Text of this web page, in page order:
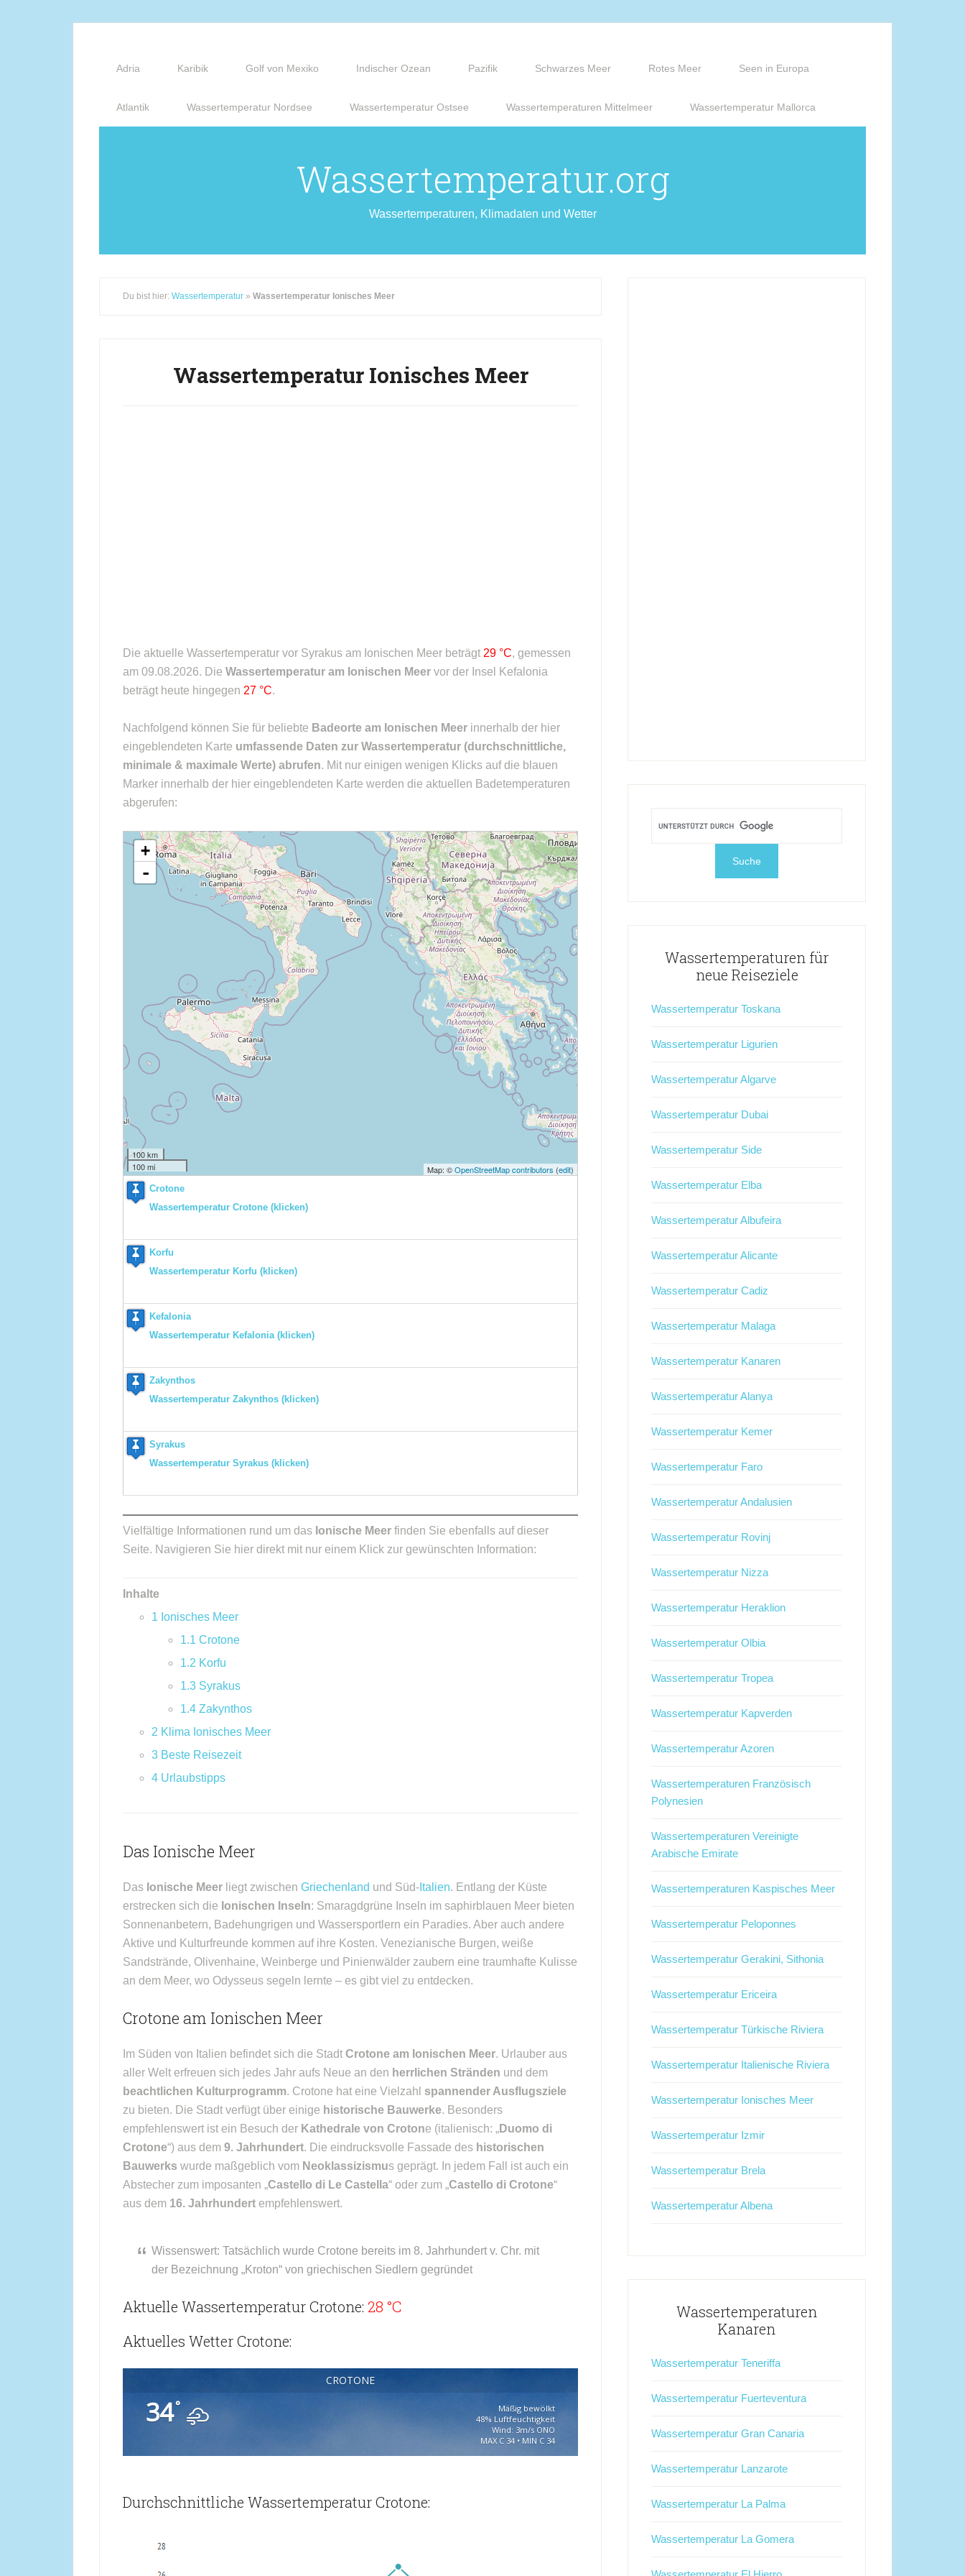
Adria Karibik Golf von Mexiko Indischer Ozean Pazifik Schwarzes Meer Rotes Meer Seen in Europa
Atlantik Wassertemperatur Nordsee Wassertemperatur Ostsee Wassertemperaturen Mittelmeer Wassertemperatur Mallorca
Wassertemperatur.org
Wassertemperaturen, Klimadaten und Wetter
Du bist hier: Wassertemperatur » Wassertemperatur Ionisches Meer
Wassertemperatur Ionisches Meer
Die aktuelle Wassertemperatur vor Syrakus am Ionischen Meer beträgt 29 °C, gemessen
am 09.08.2026. Die Wassertemperatur am Ionischen Meer vor der Insel Kefalonia
beträgt heute hingegen 27 °C.
Nachfolgend können Sie für beliebte Badeorte am Ionischen Meer innerhalb der hier
eingeblendeten Karte umfassende Daten zur Wassertemperatur (durchschnittliche,
minimale & maximale Werte) abrufen. Mit nur einigen wenigen Klicks auf die blauen
Marker innerhalb der hier eingeblendeten Karte werden die aktuellen Badetemperaturen
abgerufen:
loading map - please wait...
+
-
100 km
100 mi
Map: ©OpenStreetMap contributors (edit)
Crotone
Wassertemperatur Crotone (klicken)
Korfu
Wassertemperatur Korfu (klicken)
Kefalonia
Wassertemperatur Kefalonia (klicken)
Zakynthos
Wassertemperatur Zakynthos (klicken)
Syrakus
Wassertemperatur Syrakus (klicken)
Vielfältige Informationen rund um das Ionische Meer finden Sie ebenfalls auf dieser
Seite. Navigieren Sie hier direkt mit nur einem Klick zur gewünschten Information:
Inhalte
1 Ionisches Meer
1.1 Crotone
1.2 Korfu
1.3 Syrakus
1.4 Zakynthos
2 Klima Ionisches Meer
3 Beste Reisezeit
4 Urlaubstipps
Das Ionische Meer
Das Ionische Meer liegt zwischen Griechenland und Süd- Italien. Entlang der Küste
erstrecken sich die Ionischen Inseln: Smaragdgrüne Inseln im saphirblauen Meer bieten
Sonnenanbetern, Badehungrigen und Wassersportlern ein Paradies. Aber auch andere
Aktive und Kulturfreunde kommen auf ihre Kosten. Venezianische Burgen, weiße
Sandstrände, Olivenhaine, Weinberge und Pinienwälder zaubern eine traumhafte Kulisse
an dem Meer, wo Odysseus segeln lernte – es gibt viel zu entdecken.
Crotone am Ionischen Meer
Im Süden von Italien befindet sich die Stadt Crotone am Ionischen Meer. Urlauber aus
aller Welt erfreuen sich jedes Jahr aufs Neue an den herrlichen Stränden und dem
beachtlichen Kulturprogramm. Crotone hat eine Vielzahl spannender Ausflugsziele
zu bieten. Die Stadt verfügt über einige historische Bauwerke. Besonders
empfehlenswert ist ein Besuch der Kathedrale von Crotone (italienisch: „Duomo di
Crotone“) aus dem 9. Jahrhundert. Die eindrucksvolle Fassade des historischen
Bauwerks wurde maßgeblich vom Neoklassizismus geprägt. In jedem Fall ist auch ein
Abstecher zum imposanten „Castello di Le Castella“ oder zum „Castello di Crotone“
aus dem 16. Jahrhundert empfehlenswert.
Wissenswert: Tatsächlich wurde Crotone bereits im 8. Jahrhundert v. Chr. mit
der Bezeichnung „Kroton“ von griechischen Siedlern gegründet
Aktuelle Wassertemperatur Crotone: 28 °C
Aktuelles Wetter Crotone:
CROTONE
34°
Mäßig bewölkt
48% Luftfeuchtigkeit
Wind: 3m/s ONO
MAX C 34 • MIN C 34
Durchschnittliche Wassertemperatur Crotone:
Wassertemperaturen für
neue Reiseziele
Wassertemperatur Toskana
Wassertemperatur Ligurien
Wassertemperatur Algarve
Wassertemperatur Dubai
Wassertemperatur Side
Wassertemperatur Elba
Wassertemperatur Albufeira
Wassertemperatur Alicante
Wassertemperatur Cadiz
Wassertemperatur Malaga
Wassertemperatur Kanaren
Wassertemperatur Alanya
Wassertemperatur Kemer
Wassertemperatur Faro
Wassertemperatur Andalusien
Wassertemperatur Rovinj
Wassertemperatur Nizza
Wassertemperatur Heraklion
Wassertemperatur Olbia
Wassertemperatur Tropea
Wassertemperatur Kapverden
Wassertemperatur Azoren
Wassertemperaturen Französisch
Polynesien
Wassertemperaturen Vereinigte
Arabische Emirate
Wassertemperaturen Kaspisches Meer
Wassertemperatur Peloponnes
Wassertemperatur Gerakini, Sithonia
Wassertemperatur Ericeira
Wassertemperatur Türkische Riviera
Wassertemperatur Italienische Riviera
Wassertemperatur Ionisches Meer
Wassertemperatur Izmir
Wassertemperatur Brela
Wassertemperatur Albena
Wassertemperaturen
Kanaren
Wassertemperatur Teneriffa
Wassertemperatur Fuerteventura
Wassertemperatur Gran Canaria
Wassertemperatur Lanzarote
Wassertemperatur La Palma
Wassertemperatur La Gomera